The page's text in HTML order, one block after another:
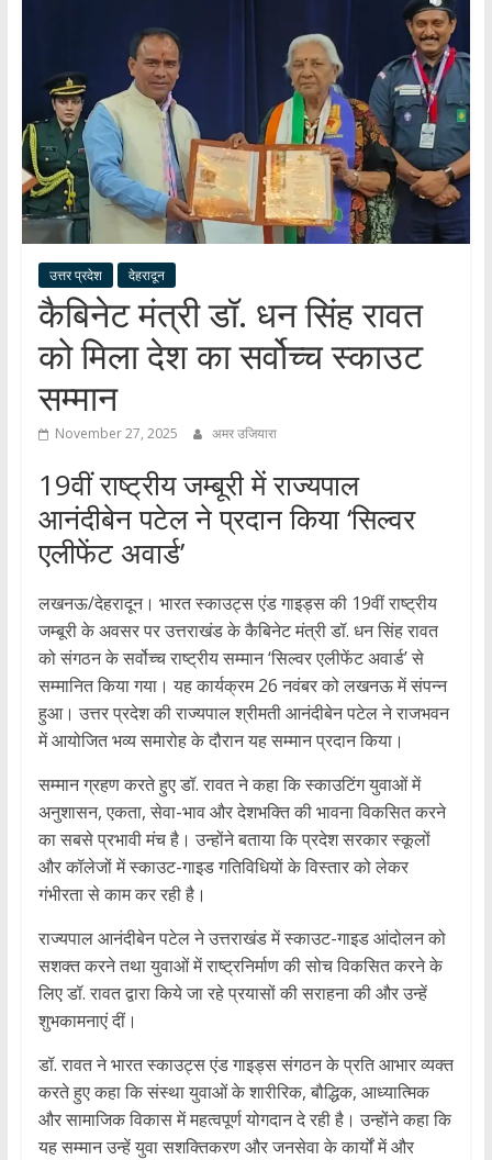
सच्ची
खबर
।
सबकी
खबर
उत्तर प्रदेश देहरादून
कैबिनेट मंत्री डॉ. धन सिंह रावत
को मिला देश का सर्वोच्च स्काउट
सम्मान
November 27, 2025 अमर उजियारा
19वीं राष्ट्रीय जम्बूरी में राज्यपाल
आनंदीबेन पटेल ने प्रदान किया ‘सिल्वर
एलीफेंट अवार्ड’
लखनऊ/देहरादून। भारत स्काउट्स एंड गाइड्स की 19वीं राष्ट्रीय
जम्बूरी के अवसर पर उत्तराखंड के कैबिनेट मंत्री डॉ. धन सिंह रावत
को संगठन के सर्वोच्च राष्ट्रीय सम्मान ‘सिल्वर एलीफेंट अवार्ड’ से
सम्मानित किया गया। यह कार्यक्रम 26 नवंबर को लखनऊ में संपन्न
हुआ। उत्तर प्रदेश की राज्यपाल श्रीमती आनंदीबेन पटेल ने राजभवन
में आयोजित भव्य समारोह के दौरान यह सम्मान प्रदान किया।
सम्मान ग्रहण करते हुए डॉ. रावत ने कहा कि स्काउटिंग युवाओं में
अनुशासन, एकता, सेवा-भाव और देशभक्ति की भावना विकसित करने
का सबसे प्रभावी मंच है। उन्होंने बताया कि प्रदेश सरकार स्कूलों
और कॉलेजों में स्काउट-गाइड गतिविधियों के विस्तार को लेकर
गंभीरता से काम कर रही है।
राज्यपाल आनंदीबेन पटेल ने उत्तराखंड में स्काउट-गाइड आंदोलन को
सशक्त करने तथा युवाओं में राष्ट्रनिर्माण की सोच विकसित करने के
लिए डॉ. रावत द्वारा किये जा रहे प्रयासों की सराहना की और उन्हें
शुभकामनाएं दीं।
डॉ. रावत ने भारत स्काउट्स एंड गाइड्स संगठन के प्रति आभार व्यक्त
करते हुए कहा कि संस्था युवाओं के शारीरिक, बौद्धिक, आध्यात्मिक
और सामाजिक विकास में महत्वपूर्ण योगदान दे रही है। उन्होंने कहा कि
यह सम्मान उन्हें युवा सशक्तिकरण और जनसेवा के कार्यों में और